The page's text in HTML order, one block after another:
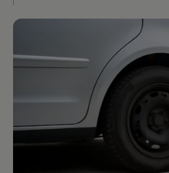
会社概要EN
正規ディーラー
倫理・リスク管
プレスリリース
2025
2024
2023
2022
2021
2020